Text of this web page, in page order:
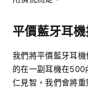
平價藍牙耳
我們將平價藍牙耳
的在一副耳機在500
仁見智，我們會將重